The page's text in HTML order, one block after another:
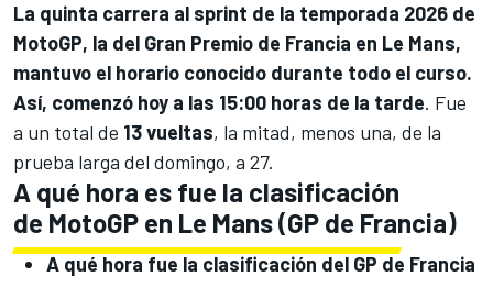
La quinta carrera al sprint de la temporada 2026 de
MotoGP, la del Gran Premio de Francia en Le Mans,
mantuvo el horario conocido durante todo el curso.
Así, comenzó hoy a las 15:00 horas de la tarde. Fue
a un total de 13 vueltas, la mitad, menos una, de la
prueba larga del domingo, a 27.
A qué hora es fue la clasificación
de MotoGP en Le Mans (GP de Francia)
A qué hora fue la clasificación del GP de Francia